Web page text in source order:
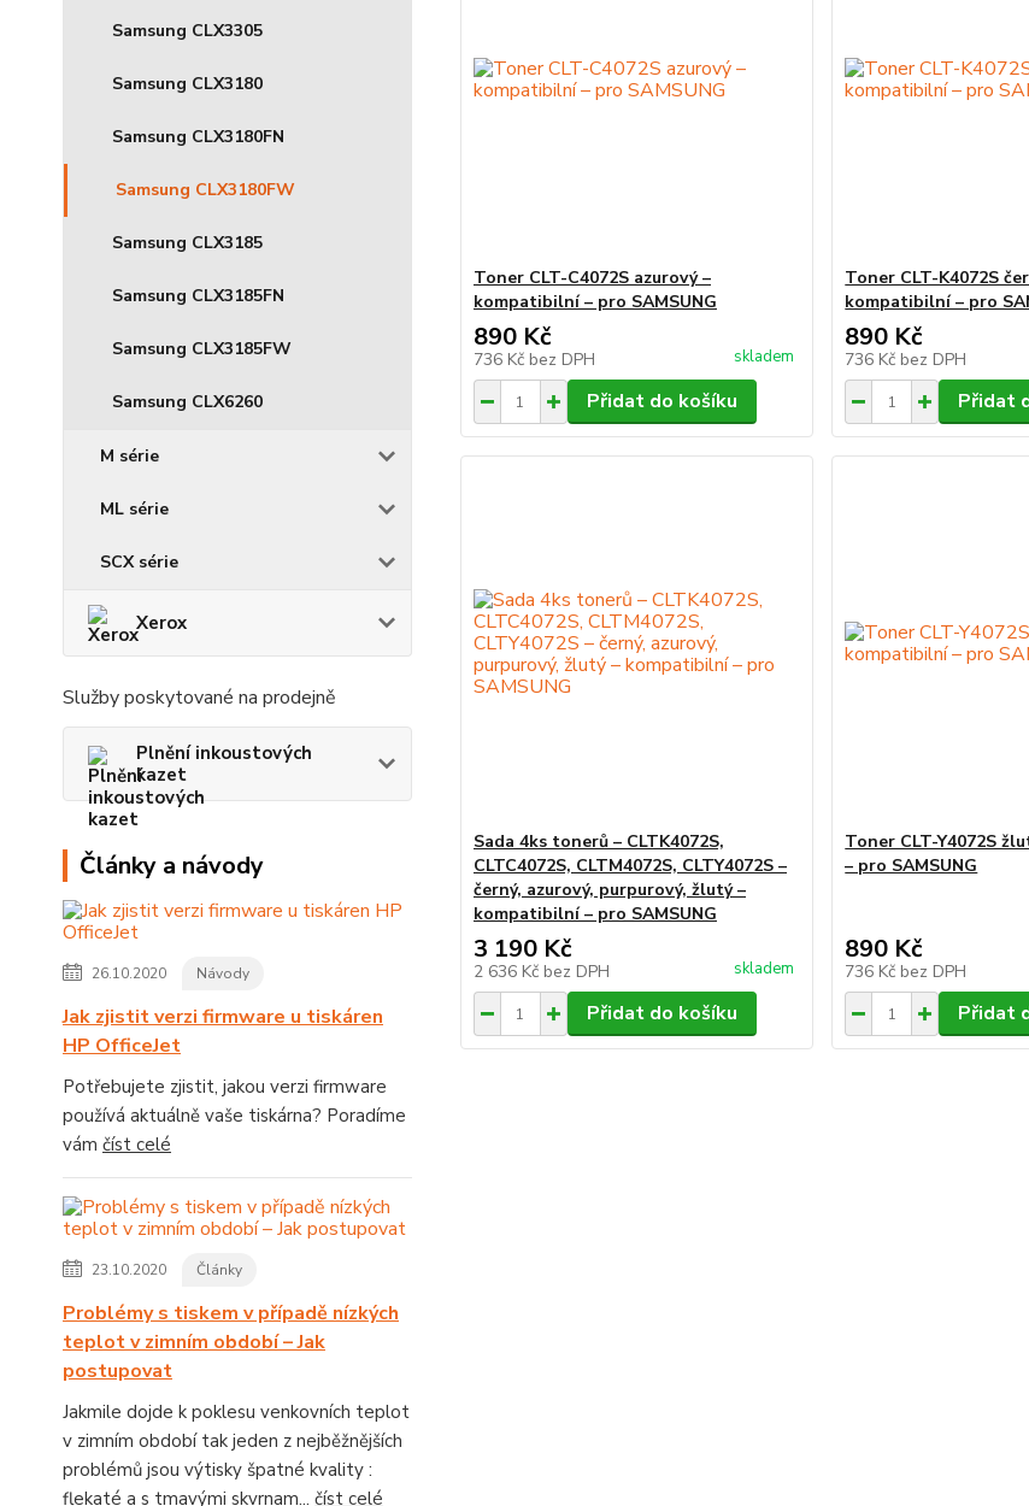
Samsung CLX3305
Samsung CLX3180
Samsung CLX3180FN
Samsung CLX3180FW
Samsung CLX3185
Samsung CLX3185FN
Samsung CLX3185FW
Samsung CLX6260
M série
ML série
SCX série
Xerox
Služby poskytované na prodejně
Plnění inkoustových
kazet
Články a návody
26.10.2020 Návody
Jak zjistit verzi firmware u tiskáren
HP OfficeJet
Potřebujete zjistit, jakou verzi firmware
používá aktuálně vaše tiskárna? Poradíme
vám číst celé
23.10.2020 Články
Problémy s tiskem v případě nízkých
teplot v zimním období – Jak
postupovat
Jakmile dojde k poklesu venkovních teplot
v zimním období tak jeden z nejběžnějších
problémů jsou výtisky špatné kvality :
flekaté a s tmavými skvrnam... číst celé
Toner CLT-C4072S azurový –
kompatibilní – pro SAMSUNG
890 Kč
736 Kč bez DPH skladem
Přidat do košíku
Toner CLT-K4072S
kompatibilní – pro
890 Kč
736 Kč bez DPH
Přidat
Sada 4ks tonerů – CLTK4072S,
CLTC4072S, CLTM4072S, CLTY4072S –
černý, azurový, purpurový, žlutý –
kompatibilní – pro SAMSUNG
3 190 Kč
2 636 Kč bez DPH skladem
Přidat do košíku
Toner CLT-Y4072S
– pro SAMSUNG
890 Kč
736 Kč bez DPH
Přidat